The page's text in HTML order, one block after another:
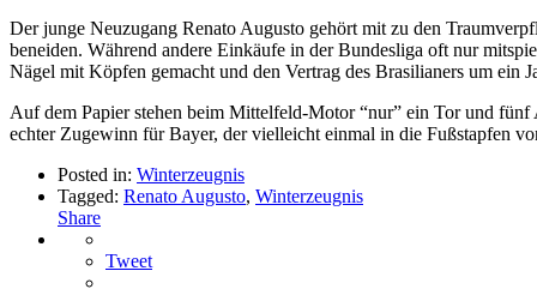
Der junge Neuzugang Renato Augusto gehört mit zu den
beneiden. Während andere Einkäufe in der Bundesliga oft nur
Nägel mit Köpfen gemacht und den Vertrag des Brasilianers um ein
Auf dem Papier stehen beim Mittelfeld-Motor “nur” ein Tor und
echter Zugewinn für Bayer, der vielleicht einmal in die Fußstapfen
Posted in: Winterzeugnis
Tagged: Renato Augusto, Winterzeugnis
Share
Tweet